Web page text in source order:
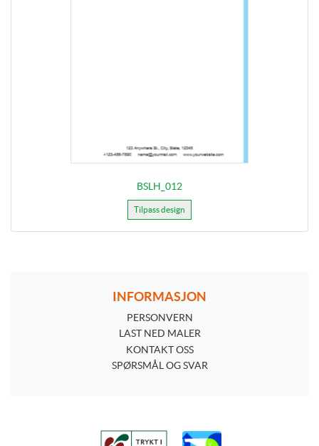
BSLH_012
Tilpass design
INFORMASJON
PERSONVERN
PERSONVERN
LAST NED MALER
KONTAKT OSS
SPØRSMÅL OG SVAR